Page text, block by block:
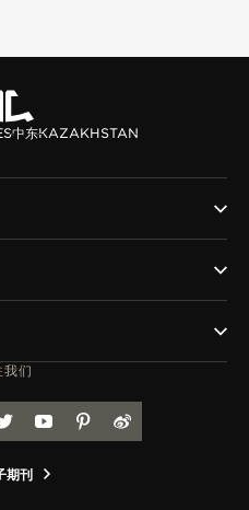
中东KAZAKHSTAN
我们
TWITTERYOUTUBEPINTEREST
WEIBO
期刊